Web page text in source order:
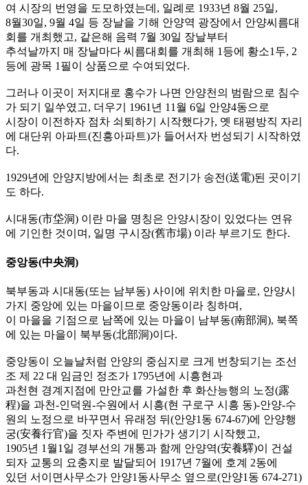
여 시장의 번영을 도모하였는데, 일례로 1933년 8월 25일,
8월30일, 9월 4일 등 장날을 기해 안양역 광장에서 안양씨름대
회를 개최했고, 같은해 음력 7월 30일 장날부터
추석날까지 매 장날마다 씨름대회를 개최해 1등에 황소1두, 2
등에 광목 1필이 상품으로 수여되었다.
그러나 이곳이 저지대로 홍수가 나면 안양천의 범람으로 침수
가 되기 일쑤였고, 더우기 1961년 11월 6일 안양4동으로
시장이 이전하자 점차 쇠퇴하기 시작했다가, 옛 태평방직 자리
에 대단위 아파트(진흥아파트)가 들어서자 번성되기 시작하였
다.
1929년에 안양지방에서는 최초로 전기가 송전(送電)된 곳이기
도 하다.
시대동(市垈洞) 이란 마을 명칭은 안양시장이 있었다는 연유
에 기인한 것이며, 일명 구시장(舊市場) 이라 부르기도 한다.
중앙동(中央洞)
북부동과 시대동(또는 남부동) 사이에 위치한 마을로, 안양시
가지 중앙에 있는 마을이므로 중앙동이라 칭하며,
이 마을을 기점으로 남쪽에 있는 마을이 남부동(南部洞), 북쪽
에 있는 마을이 북부동(北部洞)이다.
중앙동이 오늘날처럼 안양의 중심지로 크게 번창되기는 조선
조 제 22 대 임금인 정조가 1795년에 시흥현과
과천현 경계지점에 만안교를 가설한 후 화산능행의 노정(露
程)을 과천-인덕원-수원에서 시흥(현 구로구 시흥 동)-안양-수
원의 노정으로 바꾸면서 유래정 뒤(안양1동 674-67)에 안양행
궁(安養行官)을 짓자 주변에 민가가 생기기 시작했고,
1905년 1월1일 경부선의 개통과 함께 안양역(安養驛)이 건설
되자 교통의 요충지로 발달되어 1917년 7월에 호계 2동에
있던 서이면사무소가 안양1동사무소 옆으로(안양1동 674-271)